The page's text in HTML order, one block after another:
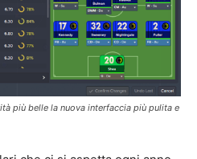
più belle la nuova interfaccia più pulita e